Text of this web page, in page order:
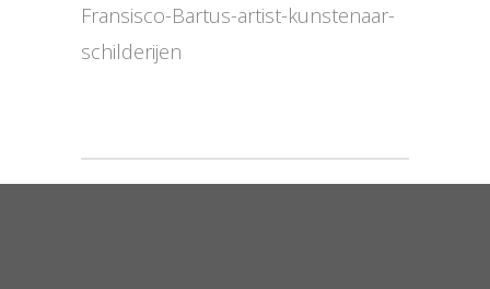
Fransisco-Bartus-artist-kunstenaar-
schilderijen